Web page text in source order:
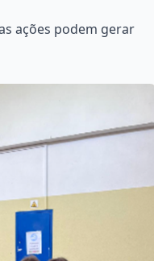
ações podem gerar